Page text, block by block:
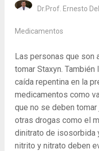
Dr.Prof. Ernesto
Medicamentos
Las personas que son
tomar Staxyn.
caída repentina en la
medicamentos como
que no se deben
otras drogas como el
dinitrato de isosorbida
nitrito y nitrato deben